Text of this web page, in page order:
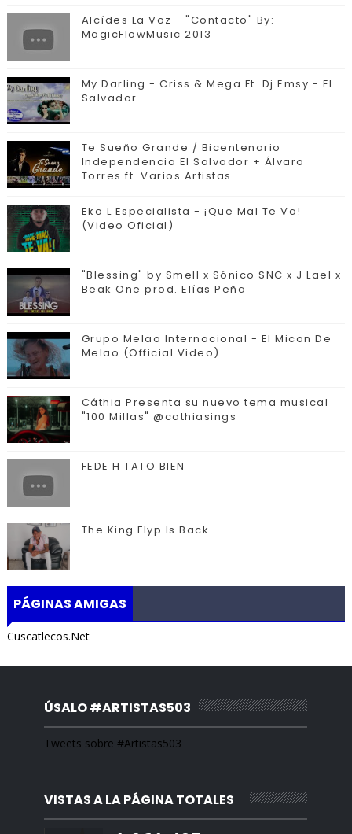
Alcídes La Voz - "Contacto" By:
MagicFlowMusic 2013
My Darling - Criss & Mega Ft. Dj Emsy - El
Salvador
Te Sueño Grande / Bicentenario
Independencia El Salvador + Álvaro
Torres ft. Varios Artistas
Eko L Especialista - ¡Que Mal Te Va!
(Video Oficial)
"Blessing" by Smell x Sónico SNC x J Lael x
Beak One prod. Elías Peña
Grupo Melao Internacional - El Micon De
Melao (Official Video)
Cáthia Presenta su nuevo tema musical
"100 Millas" @cathiasings
FEDE H TATO BIEN
The King Flyp Is Back
PÁGINAS AMIGAS
Cuscatlecos.Net
ÚSALO #ARTISTAS503
Tweets sobre #Artistas503
VISTAS A LA PÁGINA TOTALES